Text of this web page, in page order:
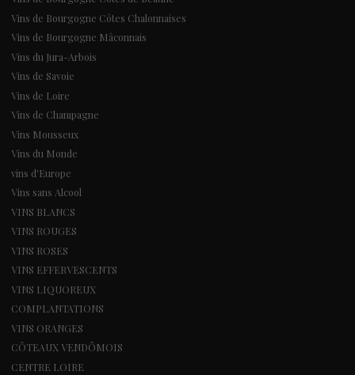
Vins de Bourgogne Côtes Chalonnaises
Vins de Bourgogne Mâconnais
Vins du Jura-Arbois
Vins de Savoie
Vins de Loire
Vins de Champagne
Vins Mousseux
Vins du Monde
vins d'Europe
Vins sans Alcool
VINS BLANCS
VINS ROUGES
VINS ROSES
VINS EFFERVESCENTS
VINS LIQUOREUX
COMPLANTATIONS
VINS ORANGES
CÔTEAUX VENDÔMOIS
CENTRE LOIRE